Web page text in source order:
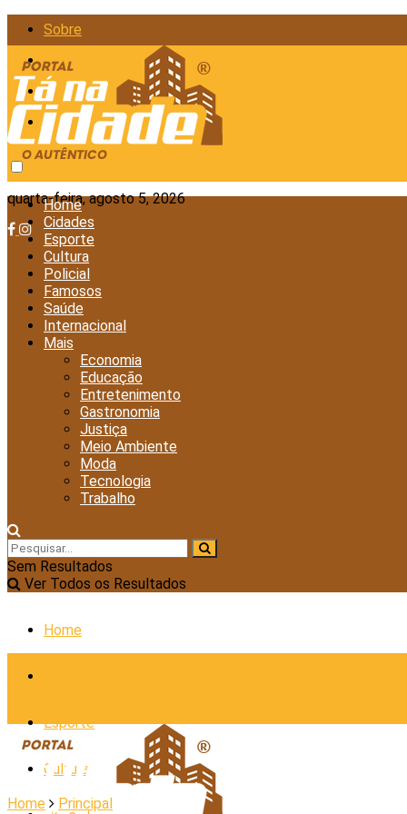
Sobre
Anunciar
Política de Privacidade
Contato
quarta-feira, agosto 5, 2026
Home
Cidades
Esporte
Cultura
Policial
Famosos
Saúde
Internacional
Mais
Economia
Educação
Entretenimento
Gastronomia
Justiça
Meio Ambiente
Moda
Tecnologia
Trabalho
Sem Resultados
Ver Todos os Resultados
Home
Esporte
Cultura
Home Principal